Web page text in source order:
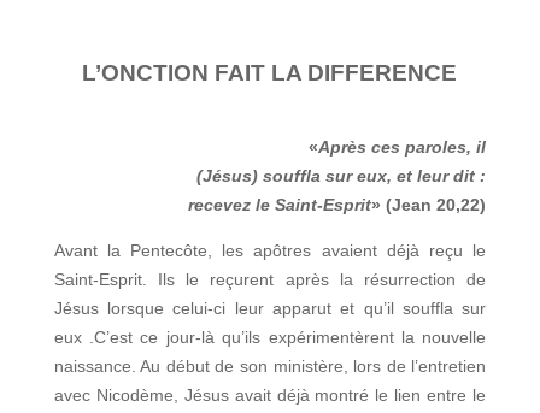
L’ONCTION FAIT LA DIFFERENCE
«Après ces paroles, il
(Jésus) souffla sur eux, et leur dit :
recevez le Saint-Esprit» (Jean 20,22)
Avant la Pentecôte, les apôtres avaient déjà reçu le
Saint-Esprit. Ils le reçurent après la résurrection de
Jésus lorsque celui-ci leur apparut et qu’il souffla sur
eux .C’est ce jour-là qu’ils expérimentèrent la nouvelle
naissance. Au début de son ministère, lors de l’entretien
avec Nicodème, Jésus avait déjà montré le lien entre le